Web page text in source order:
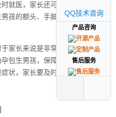
就医，家长还可以采取物理降温
孩的额头、手脚心等部位，帮助
家长来说是非常重要的,只有了解
包生男孩，保障助孕包生男孩的
状，家长要及时处理，并密切关
QQ技术咨询
产品咨询
售后服务
QQ技术咨询
产品咨询
售后服务